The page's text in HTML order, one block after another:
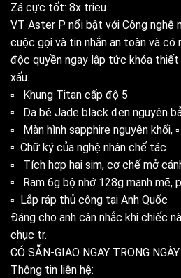
Zá cực tốt: 8x trieu
VT Aster P nổi bật với Công nghệ
cuộc gọi và tin nhắn an toàn và
độc quyền ngay lập tức khóa thiết
xấu.
▫️ Khung Titan cấp độ 5
▫️ Da bê Jade black đen nguyên
▫️ Màn hình sapphire nguyên khối,
▫️ Chữ ký của nghệ nhân chế tác
▫️ Tích hợp hai sim, cơ chế mở
▫️ Ram 6g bộ nhớ 128g mạnh mẽ,
▫️ Lắp ráp thủ công tại Anh Quốc
Đáng cho anh cân nhắc khi chiếc
chục tr.
CÓ SẴN-GIAO NGAY TRONG NGÀY
Thông tin liên hệ: